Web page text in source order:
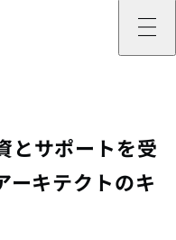
とサポートを受
ーキテクトのキ